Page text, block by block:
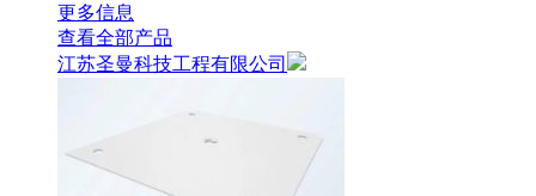
更多信息
查看全部产品
江苏圣曼科技工程有限公司